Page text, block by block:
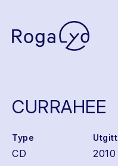
CURRAHEE
Type
CD
Utgitt
2010